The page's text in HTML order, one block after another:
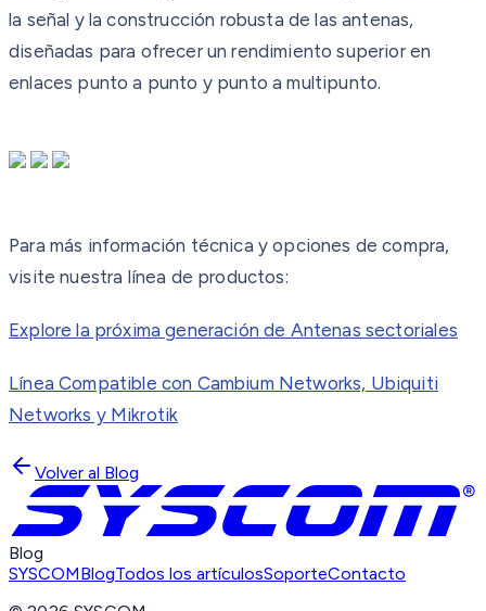
la señal y la construcción robusta de las antenas,
diseñadas para ofrecer un rendimiento superior en
enlaces punto a punto y punto a multipunto.
Para más información técnica y opciones de compra,
visite nuestra línea de productos:
Explore la próxima generación de Antenas sectoriales
Línea Compatible con Cambium Networks, Ubiquiti
Networks y Mikrotik
Volver al Blog
Blog
SYSCOMBlogTodos los artículosSoporteContacto